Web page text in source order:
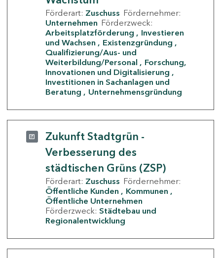
Förderart: Zuschuss Fördernehmer:
Unternehmen Förderzweck:
Arbeitsplatzförderung
Investieren
und Wachsen
Existenzgründung
Qualifizierung/Aus- und
Weiterbildung/Personal
Forschung,
Innovationen und Digitalisierung
Investitionen in Sachanlagen und
Beratung
Unternehmensgründung
Zukunft Stadtgrün -
Verbesserung des
städtischen Grüns (ZSP)
Förderart: Zuschuss Fördernehmer:
Öffentliche Kunden
Kommunen
Öffentliche Unternehmen
Förderzweck: Städtebau und
Regionalentwicklung